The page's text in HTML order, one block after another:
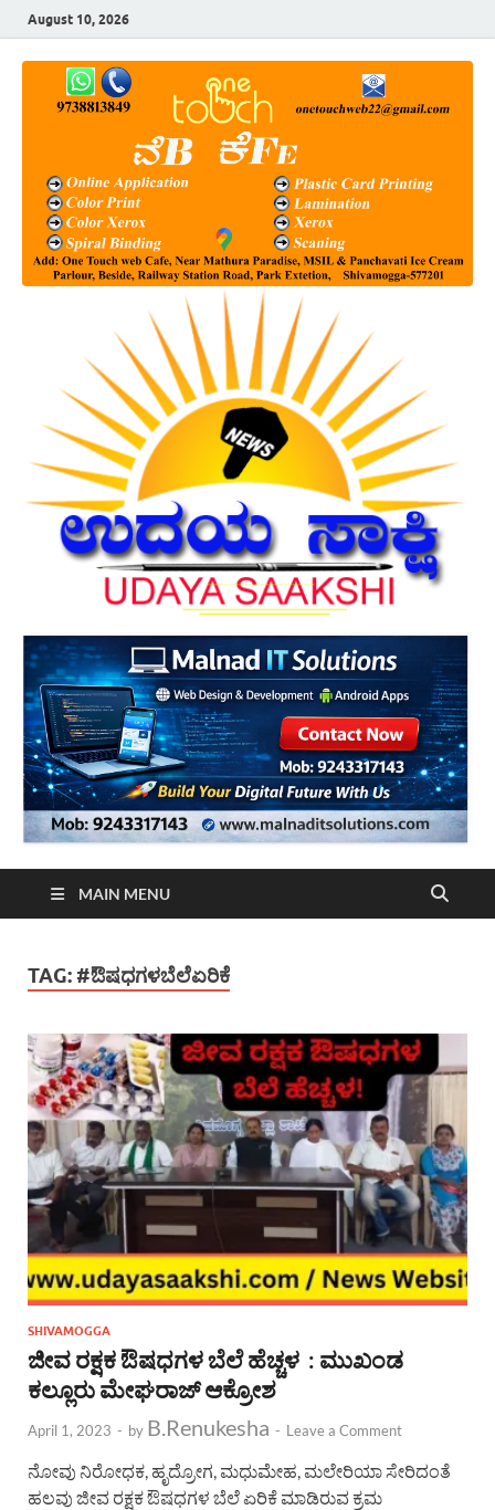
August 10, 2026
MAIN MENU
TAG: #ಔಷಧಗಳಬೆಲೆಏರಿಕೆ
SHIVAMOGGA
ಜೀವ ರಕ್ಷಕ ಔಷಧಗಳ ಬೆಲೆ ಹೆಚ್ಚಳ : ಮುಖಂಡ
ಕಲ್ಲೂರು ಮೇಘರಾಜ್ ಆಕ್ರೋಶ
April 1, 2023 - by B.Renukesha - Leave a Comment
ನೋವು ನಿರೋಧಕ, ಹೃದ್ರೋಗ, ಮಧುಮೇಹ, ಮಲೇರಿಯಾ ಸೇರಿದಂತೆ
ಹಲವು ಜೀವ ರಕ್ಷಕ ಔಷಧಗಳ ಬೆಲೆ ಏರಿಕೆ ಮಾಡಿರುವ ಕ್ರಮ